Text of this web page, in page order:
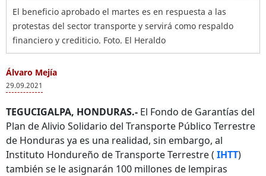
El beneficio aprobado el martes es en respuesta a las
protestas del sector transporte y servirá como respaldo
financiero y crediticio. Foto. El Heraldo
Álvaro Mejía
29.09.2021
TEGUCIGALPA, HONDURAS.- El Fondo de Garantías del
Plan de Alivio Solidario del Transporte Público Terrestre
de Honduras ya es una realidad, sin embargo, al
Instituto Hondureño de Transporte Terrestre ( IHTT)
también se le asignarán 100 millones de lempiras